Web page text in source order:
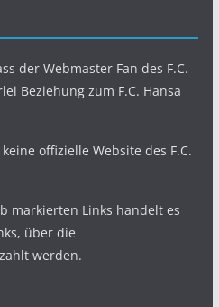
der Webmaster Fan des F.C.
Beziehung zum F.C. Hansa
offizielle Website des F.C.
markierten Links handelt es
über die
werden.